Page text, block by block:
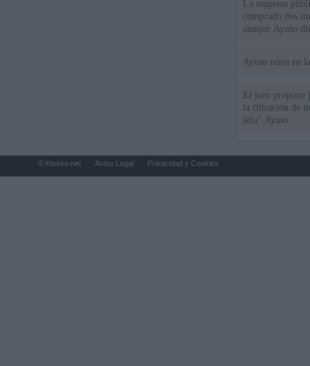
La empresa
comprado dos
aunque Ayuso
Ayuso reina en
El juez propone
la filtración de
jefa" Ayuso
© Kiosko.net Aviso Legal Privacidad y Cookies